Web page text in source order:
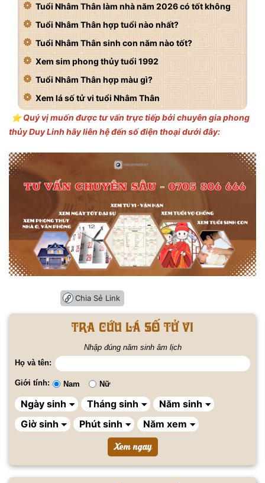
Tuổi Nhâm Thân làm nhà năm 2026 có tốt không
Tuổi Nhâm Thân hợp tuổi nào nhất?
Tuổi Nhâm Thân sinh con năm nào tốt?
Xem sim phong thủy tuổi 1992
Tuổi Nhâm Thân hợp màu gì?
Xem lá số tử vi tuổi Nhâm Thân
⭐️ Quý vị muốn được tư vấn trực tiếp bởi chuyên gia phong
thủy Duy Linh hãy liên hệ đến số điện thoại dưới đây:
Chia Sẻ Link
Tra cứu lá số tử vi
Nhập đúng năm sinh âm lịch
Họ và tên:
Giới tính: Nam Nữ